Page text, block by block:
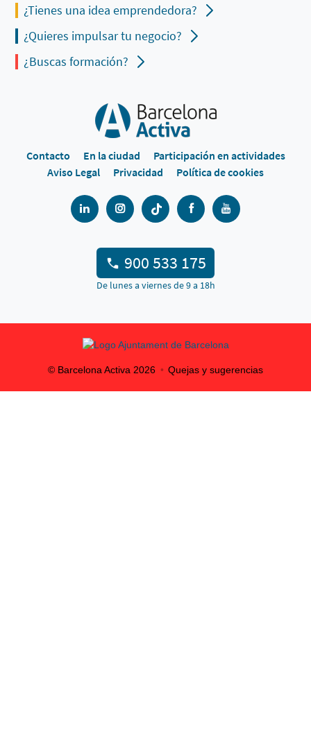
¿Tienes una idea emprendedora?
¿Quieres impulsar tu negocio?
¿Buscas formación?
Contacto En la ciudad
Participación en actividades
Aviso Legal
Privacidad Política de cookies
900 533 175
De lunes a viernes de 9 a 18h
© Barcelona Activa 2026 Quejas y sugerencias